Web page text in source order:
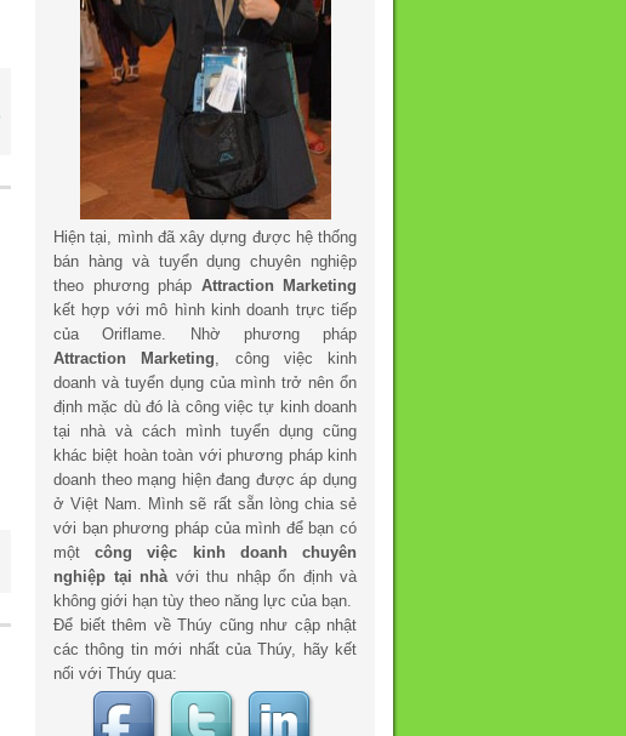
Hiện tại, mình đã xây dựng được hệ thống
bán hàng và tuyển dụng chuyên nghiệp
theo phương pháp Attraction Marketing
kết hợp với mô hình kinh doanh trực tiếp
của Oriflame. Nhờ phương pháp
Attraction Marketing, công việc kinh
doanh và tuyển dụng của mình trở nên ổn
định mặc dù đó là công việc tự kinh doanh
tại nhà và cách mình tuyển dụng cũng
khác biệt hoàn toàn với phương pháp kinh
doanh theo mạng hiện đang được áp dụng
ở Việt Nam. Mình sẽ rất sẵn lòng chia sẻ
với bạn phương pháp của mình để bạn có
mộtcông việc kinh doanh chuyên
nghiệp tại nhàvới thu nhập ổn định và
không giới hạn tùy theo năng lực của bạn.
Để biết thêm về Thúy cũng như cập nhật
các thông tin mới nhất của Thúy, hãy kết
nối với Thúy qua: